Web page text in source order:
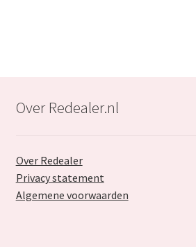
Over Redealer.nl
Over Redealer
Privacy statement
Algemene voorwaarden